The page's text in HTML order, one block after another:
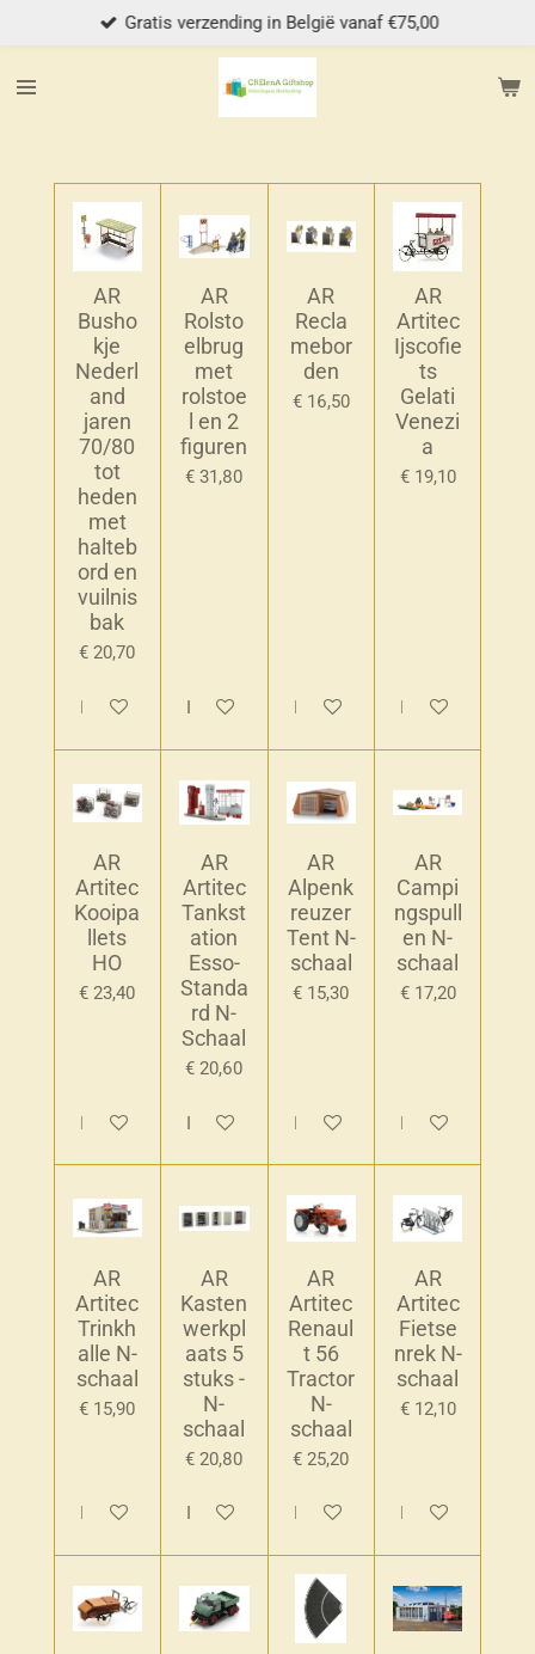
direct
naar
Gratis verzending in België vanaf €75,00
AR
Busho
kje
Nederl
and
jaren
70/80
tot
heden
met
halteb
ord en
vuilnis
bak
€ 20,70
In winkelwagen
AR
Rolsto
elbrug
met
rolstoe
l en 2
figuren
€ 31,80
In winkelwagen
AR
Recla
mebor
den
€ 16,50
In winkelwagen
AR
Artitec
Ijscofie
ts
Gelati
Venezi
a
€ 19,10
In winkelwagen
AR
Artitec
Kooipa
llets
HO
€ 23,40
In winkelwagen
AR
Artitec
Tankst
ation
Esso-
Standa
rd N-
Schaal
€ 20,60
In winkelwagen
AR
Alpenk
reuzer
Tent N-
schaal
€ 15,30
In winkelwagen
AR
Campi
ngspull
en N-
schaal
€ 17,20
In winkelwagen
AR
Artitec
Trinkh
alle N-
schaal
€ 15,90
In winkelwagen
AR
Kasten
werkpl
aats 5
stuks -
N-
schaal
€ 20,80
In winkelwagen
AR
Artitec
Renaul
t 56
Tractor
N-
schaal
€ 25,20
In winkelwagen
AR
Artitec
Fietse
nrek N-
schaal
€ 12,10
In winkelwagen